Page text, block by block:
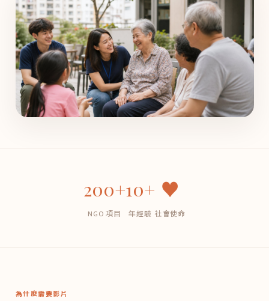
200+
NGO 項目
10+
年經驗
♥
社會使命
為什麼需要影片